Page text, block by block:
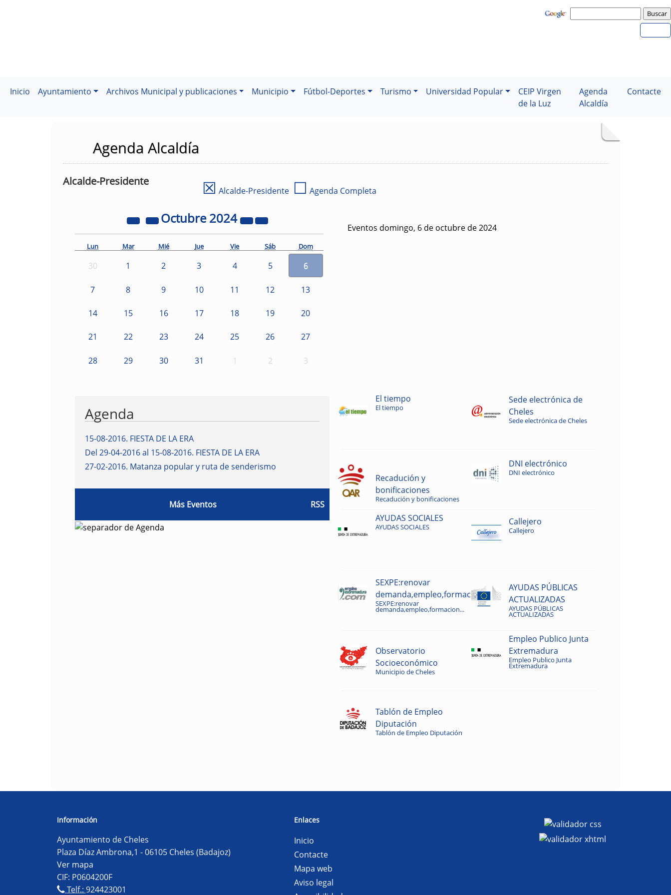
Inicio Ayuntamiento Archivos Municipal y publicaciones Municipio Fútbol-Deportes Turismo Universidad Popular
CEIP Virgen
de la Luz
Agenda
Alcaldía
Contacte
Agenda Alcaldía
Alcalde-Presidente ☒ Alcalde-Presidente ☐ Agenda Completa
Octubre2024
Lun Mar Mié Jue Vie Sáb Dom
30 1 2 3 4 5 6
7 8 9 10 11 12 13
14 15 16 17 18 19 20
21 22 23 24 25 26 27
28 29 30 31 1 2 3
Eventos domingo, 6 de octubre de 2024
Agenda
15-08-2016. FIESTA DE LA ERA
Del 29-04-2016 al 15-08-2016. FIESTA DE LA ERA
27-02-2016. Matanza popular y ruta de senderismo
Más Eventos RSS
El tiempo
El tiempo
Sede electrónica de
Cheles
Sede electrónica de Cheles
Recadución y
bonificaciones
Recadución y bonificaciones
DNI electrónico
DNI electrónico
AYUDAS SOCIALES
AYUDAS SOCIALES
Callejero
Callejero
SEXPE:renovar
demanda,empleo,formacion...
SEXPE:renovar
demanda,empleo,formacion...
AYUDAS PÚBLICAS
ACTUALIZADAS
AYUDAS PÚBLICAS
ACTUALIZADAS
Observatorio
Socioeconómico
Municipio de Cheles
Empleo Publico Junta
Extremadura
Empleo Publico Junta
Extremadura
Tablón de Empleo
Diputación
Tablón de Empleo Diputación
Información
Ayuntamiento de Cheles
Plaza Díaz Ambrona,1 - 06105 Cheles (Badajoz)
Ver mapa
CIF: P0604200F
Telf.:924423001
Enlaces
Inicio
Contacte
Mapa web
Aviso legal